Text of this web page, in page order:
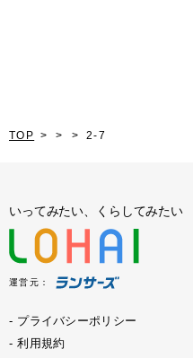
TOP 2-7
いってみたい、くらしてみたい
運営元：
プライバシーポリシー
利用規約